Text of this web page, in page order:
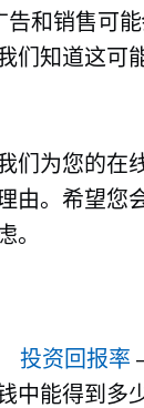
告和销售可
们知道这可
们为您的在
由。希望您
。
投资回报率
中能得到多